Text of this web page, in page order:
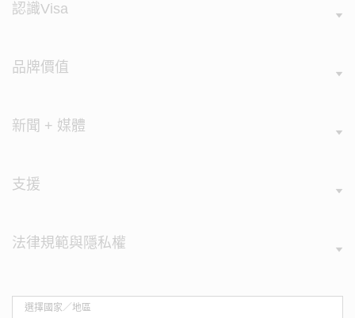
認識Visa
品牌價值
新聞 + 媒體
支援
法律規範與隱私權
選擇國家／地區